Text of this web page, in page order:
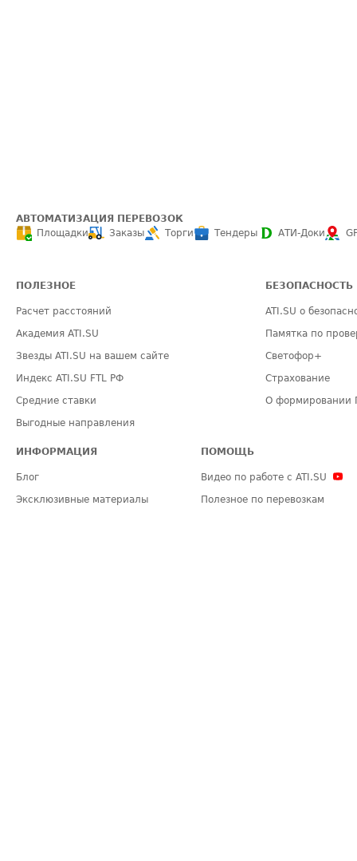
АВТОМАТИЗАЦИЯ ПЕРЕВОЗОК
Площадки
Заказы Торги Тендеры АТИ-Доки
ПОЛЕЗНОЕ
Расчет расстояний
Академия ATI.SU
Звезды ATI.SU на вашем сайте
Индекс ATI.SU FTL РФ
Средние ставки
Выгодные направления
БЕЗОПАСНОСТЬ
ATI.SU о
Памятка по
Светофор+
Страхование
О формировании
ИНФОРМАЦИЯ
Блог
Эксклюзивные материалы
ПОМОЩЬ
Видео по работе с ATI.SU
Полезное по перевозкам